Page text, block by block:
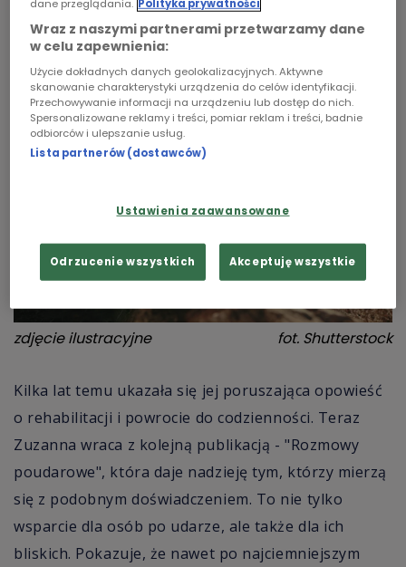
Chopin
Podcasty
uczyła się mówić, chodzić, pisać. Z determinacją,
której źródłem była miłość do trójki dzieci i
marzenie o napisaniu książki.
zdjęcie ilustracyjne fot. Shutterstock
Kilka lat temu ukazała się jej poruszająca opowieść
o rehabilitacji i powrocie do codzienności. Teraz
Zuzanna wraca z kolejną publikacją - "Rozmowy
poudarowe", która daje nadzieję tym, którzy mierzą
się z podobnym doświadczeniem. To nie tylko
wsparcie dla osób po udarze, ale także dla ich
bliskich. Pokazuje, że nawet po najciemniejszym
dane przeglądania. Polityka prywatności
Wraz z naszymi partnerami przetwarzamy dane
w celu zapewnienia:
Użycie dokładnych danych geolokalizacyjnych. Aktywne
skanowanie charakterystyki urządzenia do celów identyfikacji.
Przechowywanie informacji na urządzeniu lub dostęp do nich.
Spersonalizowane reklamy i treści, pomiar reklam i treści, badnie
odbiorców i ulepszanie usług.
Lista partnerów (dostawców)
Ustawienia zaawansowane
Odrzucenie wszystkich Akceptuję wszystkie